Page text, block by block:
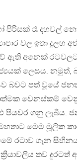
රෑ දහවල්
වල ඉතා දුලභ
අනෙක් රටවලට
ලෙසය. නමුත්,
පත් වූයේ
වෙනස්කම්
පියවර ගනු ලැබීය.
මෙම මූලික
රටාව ගැන
තව දුරටත්